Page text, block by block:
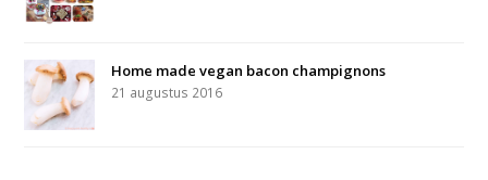
Home made vegan bacon champignons
21 augustus 2016